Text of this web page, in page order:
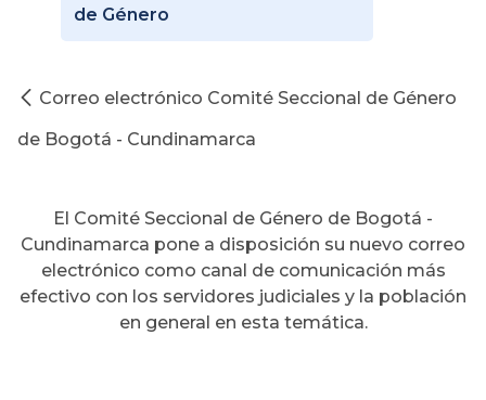
de Género
Correo electrónico Comité Seccional de Género
de Bogotá - Cundinamarca
El Comité Seccional de Género de Bogotá -
Cundinamarca pone a disposición su nuevo correo
electrónico como canal de comunicación más
efectivo con los servidores judiciales y la población
en general en esta temática.